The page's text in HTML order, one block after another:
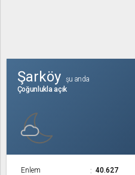
Şarköy
şu anda
Çoğunlukla açık
Enlem
40.627